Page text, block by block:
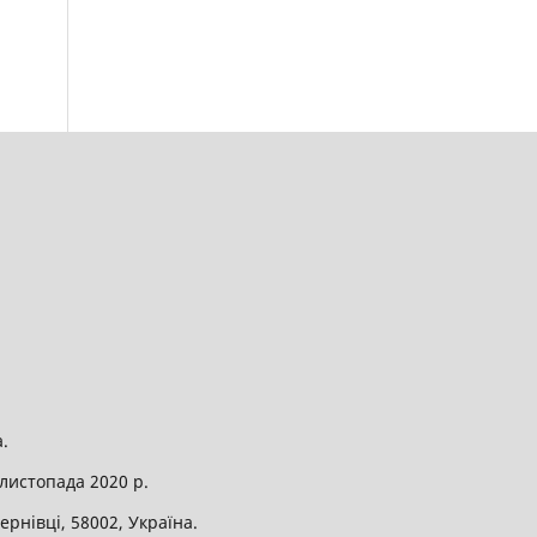
2020 р.
58002, Україна.